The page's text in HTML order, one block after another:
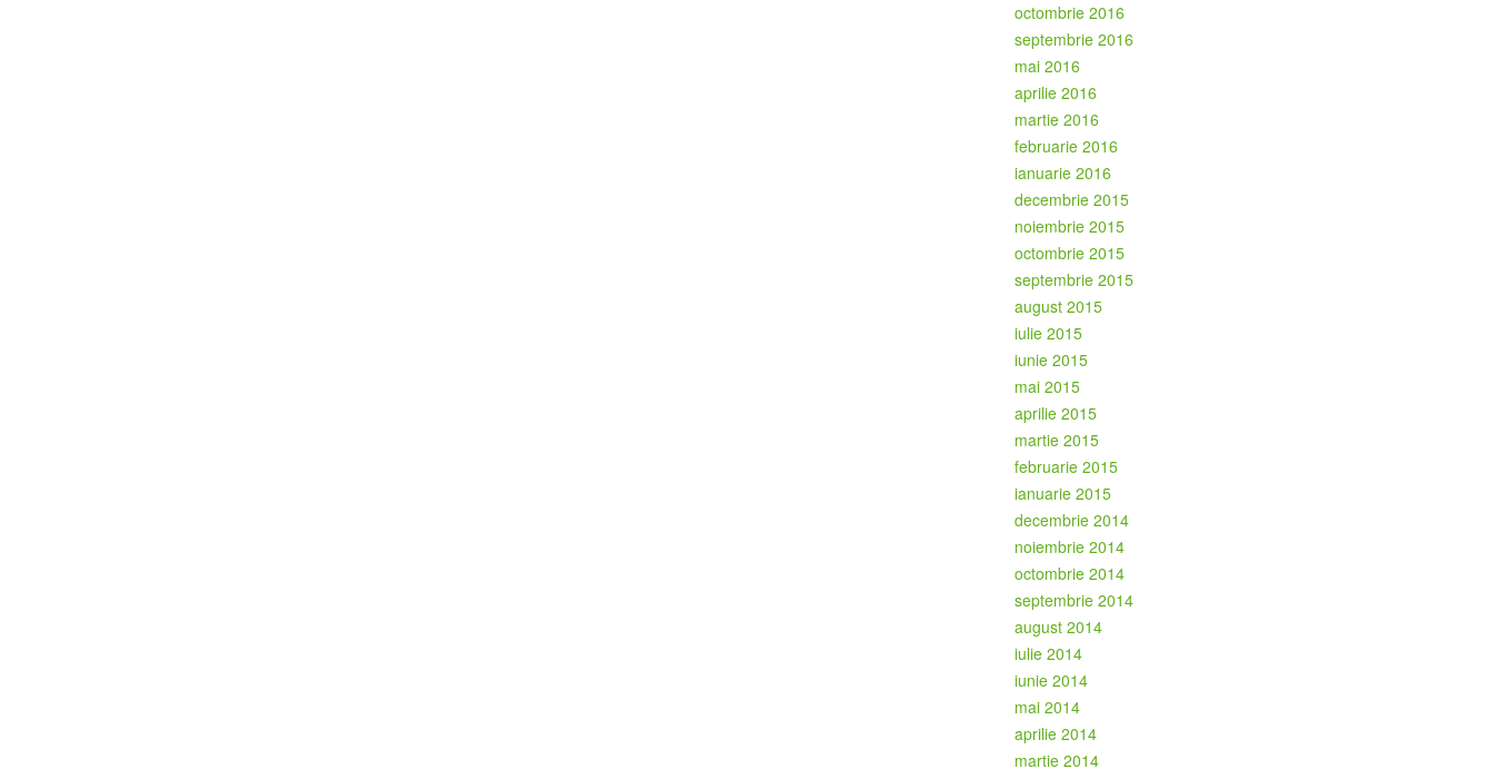
octombrie 2016
septembrie 2016
mai 2016
aprilie 2016
martie 2016
februarie 2016
ianuarie 2016
decembrie 2015
noiembrie 2015
octombrie 2015
septembrie 2015
august 2015
iulie 2015
iunie 2015
mai 2015
aprilie 2015
martie 2015
februarie 2015
ianuarie 2015
decembrie 2014
noiembrie 2014
octombrie 2014
septembrie 2014
august 2014
iulie 2014
iunie 2014
mai 2014
aprilie 2014
martie 2014